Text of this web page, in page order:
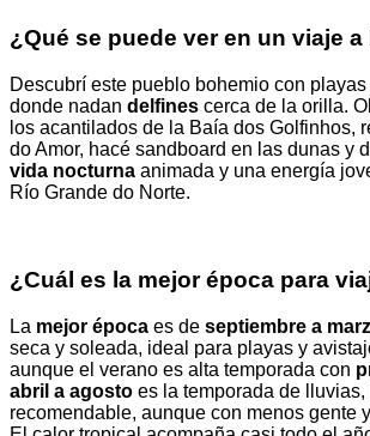
¿Qué se puede ver en un viaje a
Descubrí este pueblo bohemio con
donde nadan delfines cerca de la orilla.
los acantilados de la Baía dos Golfinhos,
do Amor, hacé sandboard en las dunas y
vida nocturna animada y una energía
Río Grande do Norte.
¿Cuál es la mejor época para
La mejor época es de septiembre a
seca y soleada, ideal para playas y
aunque el verano es alta temporada con
abril a agosto es la temporada de lluvias,
recomendable, aunque con menos gente y